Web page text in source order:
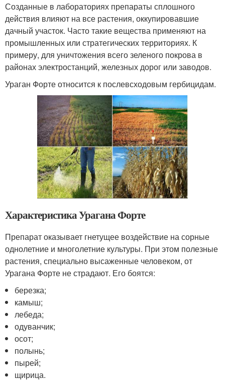
Созданные в лабораториях препараты сплошного
действия влияют на все растения, оккупировавшие
дачный участок. Часто такие вещества применяют на
промышленных или стратегических территориях. К
примеру, для уничтожения всего зеленого покрова в
районах электростанций, железных дорог или заводов.
Ураган Форте относится к послевсходовым гербицидам.
Характеристика Урагана Форте
Препарат оказывает гнетущее воздействие на сорные
однолетние и многолетние культуры. При этом полезные
растения, специально высаженные человеком, от
Урагана Форте не страдают. Его боятся:
березка;
камыш;
лебеда;
одуванчик;
осот;
полынь;
пырей;
щирица.